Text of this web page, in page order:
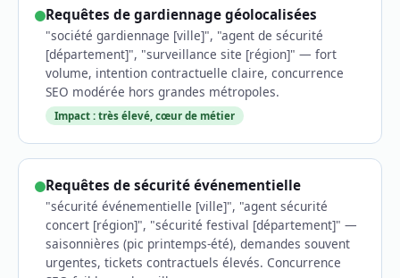
Requêtes de gardiennage géolocalisées
"société gardiennage [ville]", "agent de sécurité
[département]", "surveillance site [région]" — fort
volume, intention contractuelle claire, concurrence
SEO modérée hors grandes métropoles.
Impact : très élevé, cœur de métier
Requêtes de sécurité événementielle
"sécurité événementielle [ville]", "agent sécurité
concert [région]", "sécurité festival [département]" —
saisonnières (pic printemps-été), demandes souvent
urgentes, tickets contractuels élevés. Concurrence